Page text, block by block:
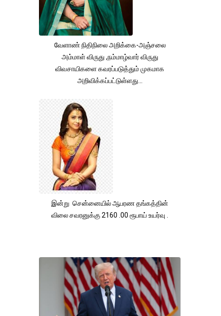
வேளாண் நிதிநிலை அறிக்கை-அஞ்சலை
அம்மாள் விருது ,நம்மாழ்வார் விருது
விவசாயிகளை கவரப்படுத்தும் முகமாக
அறிவிக்கப்பட்டுள்ளது...
இன்று சென்னையில் ஆபரண தங்கத்தின்
விலை சவரனுக்கு 2160 .00 ரூபாய் உயர்வு .